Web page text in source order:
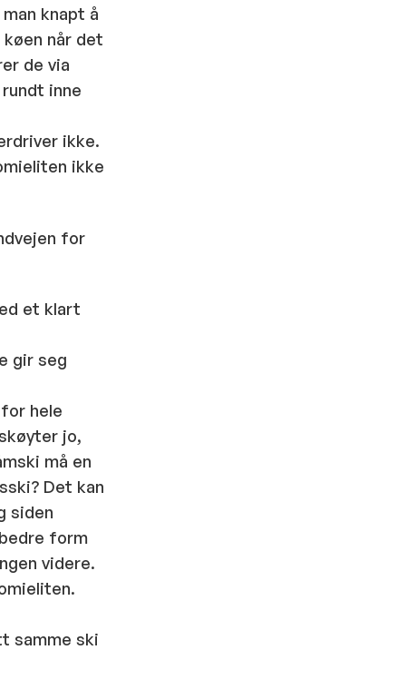
knapt å
når det
de via
inne
ikke.
ikke
for
et klart
gir seg
hele
jo,
må en
Det kan
siden
form
videre.
samme ski